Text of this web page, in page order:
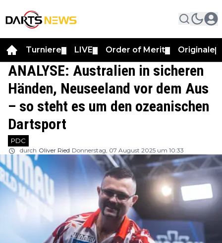
Turniere LIVE Order of Merit Originale
ANALYSE: Australien in sicheren
Händen, Neuseeland vor dem Aus
– so steht es um den ozeanischen
Dartsport
PDC
durch Oliver Ried Donnerstag, 07 August 2025 um 10:33